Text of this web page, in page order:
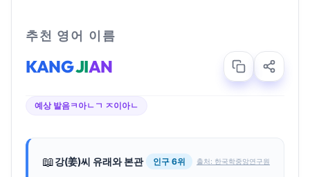
추천 영어 이름
KANGJIAN
예상 발음ㅋ아ㄴㄱ ㅈ이아ㄴ
📖강(姜)씨 유래와 본관 인구 6위 출처: 한국학중앙연구원